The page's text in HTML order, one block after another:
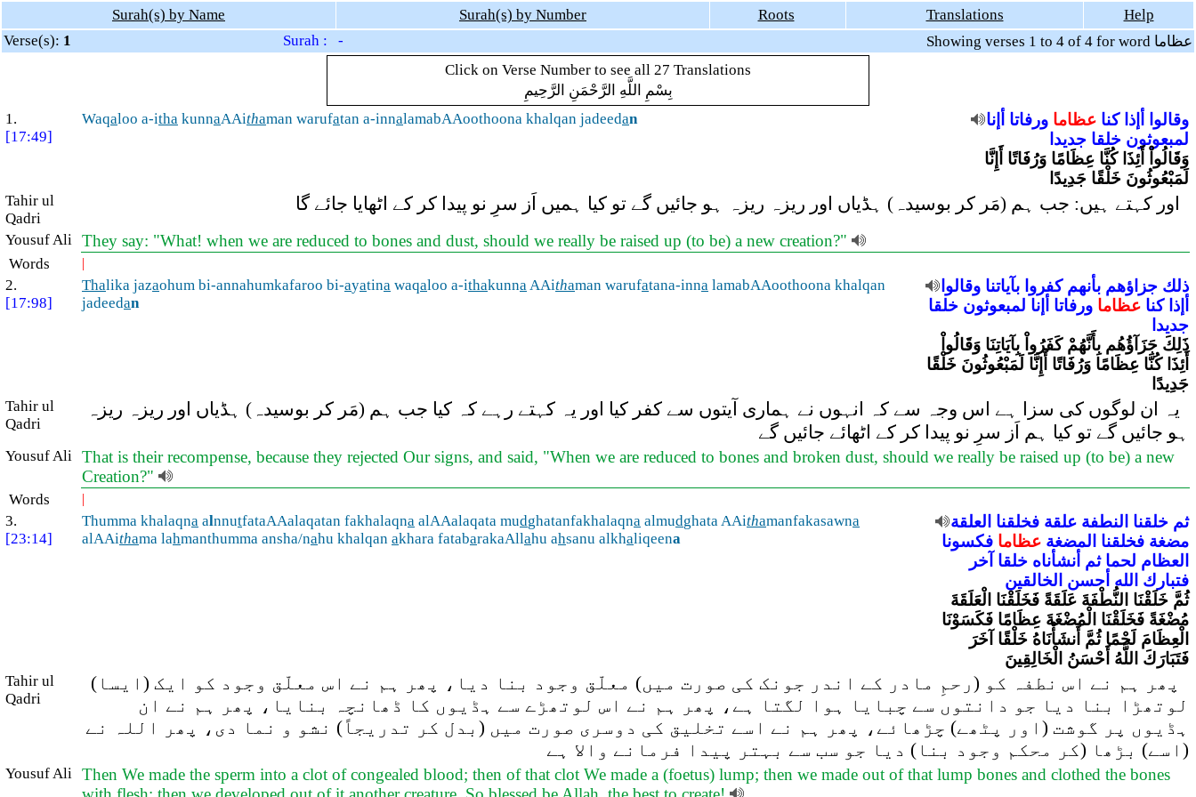
Surah(s) by Name Surah(s) by Number Roots Translations
Help
Verse(s): 1 Surah : -
Showing verses 1 to 4 of 4 for word عظاما
Click on Verse Number to see all 27 Translations
بِسْمِ اللَّهِ الرَّحْمَنِ الرَّحِيمِ
1.
[17:49]
Waqaloo a-itha kunnaAAithaman warufatan a-innalamabAAoothoona khalqan jadeedan وقالوا أإذا كنا عظاما ورفاتا
أإنا
لمبعوثون خلقا جديدا
وَقَالُواْ أَئِذَا كُنَّا عِظَامًا وَرُفَاتًا أَإِنَّا
لَمَبْعُوثُونَ خَلْقًا جَدِيدًا
Tahir ul
Qadri
اور کہتے ہیں: جب ہم (مَر کر بوسیدہ) ہڈیاں اور ریزہ ریزہ ہو جائیں گے تو کیا ہمیں اَز سرِ نو پیدا کر کے اٹھایا جائے گا
Yousuf Ali They say: "What! when we are reduced to bones and dust, should we really be raised up (to be) a new creation?"
Words |
2.
[17:98]
Thalika jazaohum bi-annahumkafaroo bi-ayatina waqaloo a-ithakunnaAAithaman warufatana-inna lamabAAoothoona khalqan
jadeedan
ذلك جزاؤهم بأنهم كفروا بآياتنا وقالوا
أإذا كنا عظاما ورفاتا أإنا لمبعوثون خلقا
جديدا
ذَلِكَ جَزَآؤُهُم بِأَنَّهُمْ كَفَرُواْ بِآيَاتِنَا وَقَالُواْ
أَئِذَا كُنَّا عِظَامًا وَرُفَاتًا أَإِنَّا لَمَبْعُوثُونَ خَلْقًا
جَدِيدًا
Tahir ul
Qadri
یہ ان لوگوں کی سزا ہے اس وجہ سے کہ انہوں نے ہماری آیتوں سے کفر کیا اور یہ کہتے رہے کہ کیا جب ہم (مَر کر بوسیدہ) ہڈیاں اور ریزہ ریزہ
ہو جائیں گے تو کیا ہم اَز سرِ نو پیدا کر کے اٹھائے جائیں گے
Yousuf Ali That is their recompense, because they rejected Our signs, and said, "When we are reduced to bones and broken dust, should we really be raised up (to be) a new
Creation?"
Words |
3.
[23:14]
Thumma khalaqna alnnutfataAAalaqatan fakhalaqna alAAalaqata mudghatanfakhalaqna almudghata AAithamanfakasawna
alAAithama lahmanthumma ansha/nahu khalqan akhara fatabarakaAllahu ahsanu alkhaliqeena
ثم خلقنا النطفة علقة فخلقنا العلقة
مضغة فخلقنا المضغة عظاما فكسونا
العظام لحما ثم أنشأناه خلقا آخر
فتبارك الله أحسن الخالقين
ثُمَّ خَلَقْنَا النُّطْفَةَ عَلَقَةً فَخَلَقْنَا الْعَلَقَةَ
مُضْغَةً فَخَلَقْنَا الْمُضْغَةَ عِظَامًا فَكَسَوْنَا
الْعِظَامَ لَحْمًا ثُمَّ أَنشَأْنَاهُ خَلْقًا آخَرَ
فَتَبَارَكَ اللَّهُ أَحْسَنُ الْخَالِقِينَ
Tahir ul
Qadri
پھر ہم نے اس نطفہ کو (رحمِ مادر کے اندر جونک کی صورت میں) معلّق وجود بنا دیا، پھر ہم نے اس معلّق وجود کو ایک (ایسا)
لوتھڑا بنا دیا جو دانتوں سے چبایا ہوا لگتا ہے، پھر ہم نے اس لوتھڑے سے ہڈیوں کا ڈھانچہ بنایا، پھر ہم نے ان
ہڈیوں پر گوشت (اور پٹھے) چڑھائے، پھر ہم نے اسے تخلیق کی دوسری صورت میں (بدل کر تدریجاً) نشو و نما دی، پھر اللہ نے
(اسے) بڑھا (کر محکم وجود بنا) دیا جو سب سے بہتر پیدا فرمانے والا ہے
Yousuf Ali Then We made the sperm into a clot of congealed blood; then of that clot We made a (foetus) lump; then we made out of that lump bones and clothed the bones